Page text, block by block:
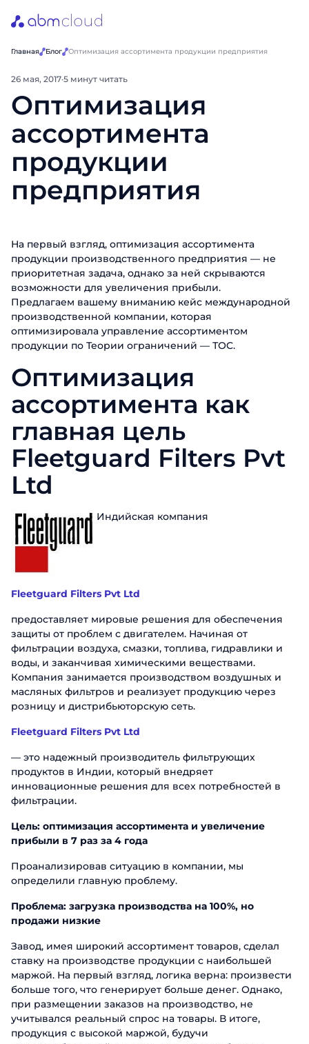
Главная Блог Оптимизация ассортимента продукции предприятия
26 мая, 2017·5 минут читать
Оптимизация
ассортимента
продукции
предприятия
На первый взгляд, оптимизация ассортимента
продукции производственного предприятия — не
приоритетная задача, однако за ней скрываются
возможности для увеличения прибыли.
Предлагаем вашему вниманию кейс международной
производственной компании, которая
оптимизировала управление ассортиментом
продукции по Теории ограничений — ТОC.
Оптимизация
ассортимента как
главная цель
Fleetguard Filters Pvt
Ltd
Индийская компания
Fleetguard Filters Pvt Ltd
предоставляет мировые решения для обеспечения
защиты от проблем с двигателем. Начиная от
фильтрации воздуха, смазки, топлива, гидравлики и
воды, и заканчивая химическими веществами.
Компания занимается производством воздушных и
масляных фильтров и реализует продукцию через
розницу и дистрибьюторскую сеть.
Fleetguard Filters Pvt Ltd
— это надежный производитель фильтрующих
продуктов в Индии, который внедряет
инновационные решения для всех потребностей в
фильтрации.
Цель: оптимизация ассортимента и увеличение
прибыли в 7 раз за 4 года
Проанализировав ситуацию в компании, мы
определили главную проблему.
Проблема: загрузка производства на 100%, но
продажи низкие
Завод, имея широкий ассортимент товаров, сделал
ставку на производстве продукции с наибольшей
маржой. На первый взгляд, логика верна: произвести
больше того, что генерирует больше денег. Однако,
при размещении заказов на производство, не
учитывался реальный спрос на товары. В итоге,
продукция с высокой маржой, будучи